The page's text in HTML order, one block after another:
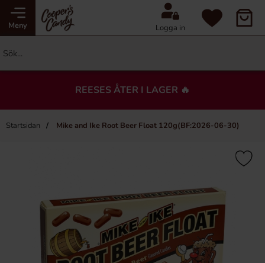
Meny Logga in
REESES ÅTER I LAGER 🔥
Startsidan Mike and Ike Root Beer Float 120g(BF:2026-06-30)